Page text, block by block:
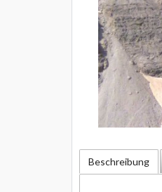
Beschreibung